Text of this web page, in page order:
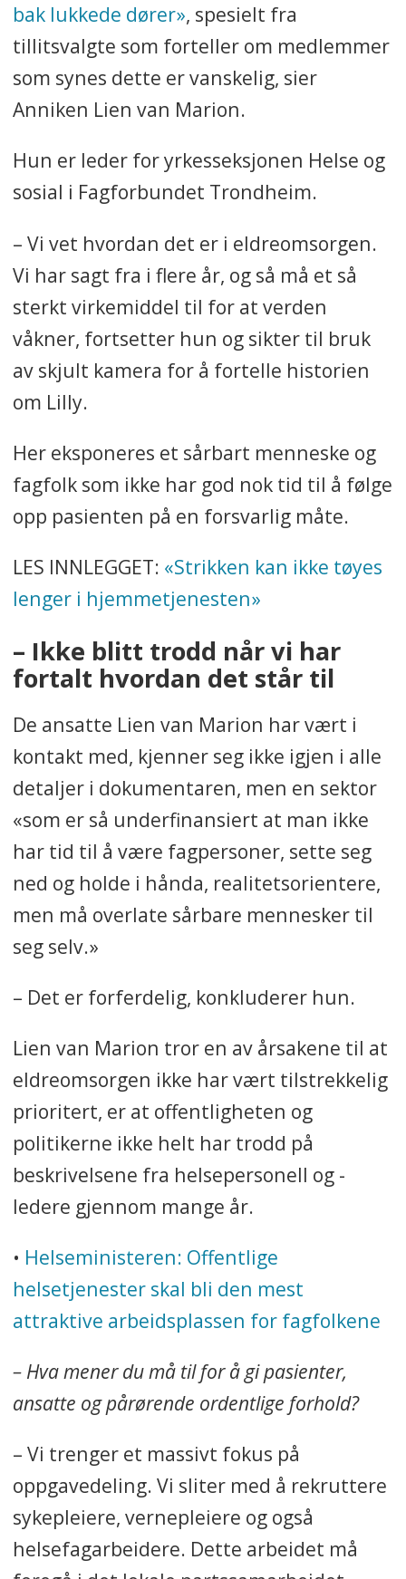
bak lukkede dører», spesielt fra
tillitsvalgte som forteller om medlemmer
som synes dette er vanskelig, sier
Anniken Lien van Marion.
Hun er leder for yrkesseksjonen Helse og
sosial i Fagforbundet Trondheim.
– Vi vet hvordan det er i eldreomsorgen.
Vi har sagt fra i flere år, og så må et så
sterkt virkemiddel til for at verden
våkner, fortsetter hun og sikter til bruk
av skjult kamera for å fortelle historien
om Lilly.
Her eksponeres et sårbart menneske og
fagfolk som ikke har god nok tid til å følge
opp pasienten på en forsvarlig måte.
LES INNLEGGET: «Strikken kan ikke tøyes
lenger i hjemmetjenesten»
– Ikke blitt trodd når vi har
fortalt hvordan det står til
De ansatte Lien van Marion har vært i
kontakt med, kjenner seg ikke igjen i alle
detaljer i dokumentaren, men en sektor
«som er så underfinansiert at man ikke
har tid til å være fagpersoner, sette seg
ned og holde i hånda, realitetsorientere,
men må overlate sårbare mennesker til
seg selv.»
– Det er forferdelig, konkluderer hun.
Lien van Marion tror en av årsakene til at
eldreomsorgen ikke har vært tilstrekkelig
prioritert, er at offentligheten og
politikerne ikke helt har trodd på
beskrivelsene fra helsepersonell og -
ledere gjennom mange år.
• Helseministeren: Offentlige
helsetjenester skal bli den mest
attraktive arbeidsplassen for fagfolkene
– Hva mener du må til for å gi pasienter,
ansatte og pårørende ordentlige forhold?
– Vi trenger et massivt fokus på
oppgavedeling. Vi sliter med å rekruttere
sykepleiere, vernepleiere og også
helsefagarbeidere. Dette arbeidet må